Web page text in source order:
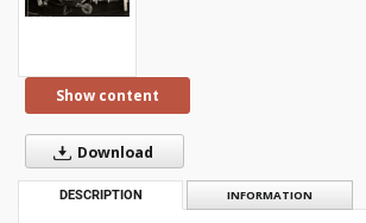
Show content
Download
DESCRIPTION INFORMATION